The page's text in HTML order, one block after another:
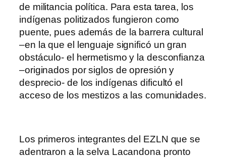
de militancia política. Para esta tarea, los
indígenas politizados fungieron como
puente, pues además de la barrera cultural
–en la que el lenguaje significó un gran
obstáculo- el hermetismo y la desconfianza
–originados por siglos de opresión y
desprecio- de los indígenas dificultó el
acceso de los mestizos a las comunidades.
Los primeros integrantes del EZLN que se
adentraron a la selva Lacandona pronto